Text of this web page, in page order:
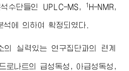
수단들인 UPLC-MS, 1 H-NMR,
에 의하여 확정되였다.
의 실력있는 연구집단과의 련계
로나트의 급성독성, 아급성독성,